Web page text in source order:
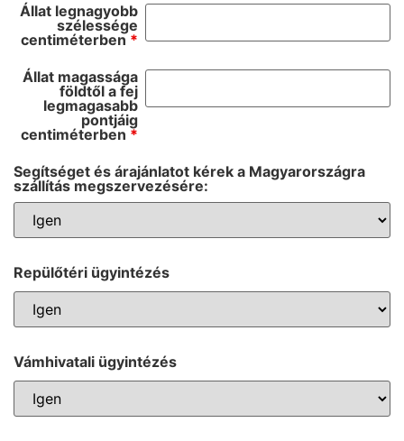
Állat legnagyobb
szélessége
centiméterben*
Állat magassága
földtől a fej
legmagasabb
pontjáig
centiméterben *
Segítséget és árajánlatot kérek a Magyarországra
szállítás megszervezésére:
Repülőtéri ügyintézés
Vámhivatali ügyintézés